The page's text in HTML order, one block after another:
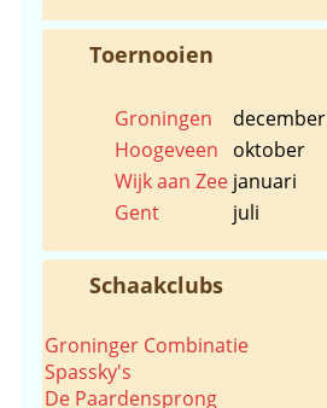
Toernooien
Groningen
december
Hoogeveen
oktober
Wijk aan Zee januari
Gent
juli
Schaakclubs
Groninger Combinatie
Spassky's
De Paardensprong